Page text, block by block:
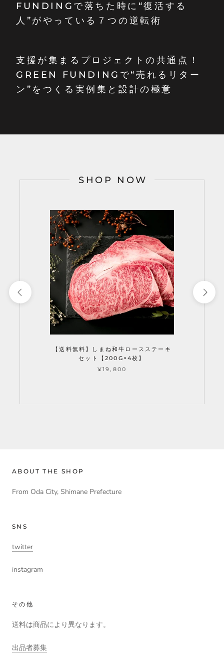
FUNDINGで落ちた時に“復活する
人”がやっている７つの逆転術
支援が集まるプロジェクトの共通点！
GREEN FUNDINGで“売れるリター
ン”をつくる実例集と設計の極意
SHOP NOW
【送料無料】しまね和牛ロースステーキ
セット【200G×4枚】
¥19,800
ABOUT THE SHOP
From Oda City, Shimane Prefecture
SNS
twitter
instagram
その他
送料は商品により異なります。
出品者募集